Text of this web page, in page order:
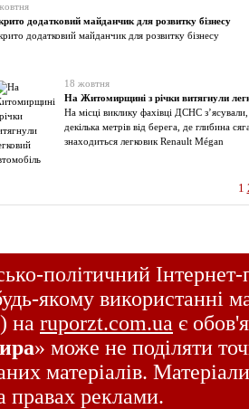
додатковий майданчик для розвитку бізнесу
додатковий майданчик для розвитку бізнесу
18 жовтня
На Житомирщині з річки витягнули
На місці виклику фахівці ДСНС
декілька метрів від берега, де глибина
знаходиться легковик Renault Mégan
1
політичний Інтернет-
якому використанні
на ruporzt.com.ua є
» може не поділяти
матеріалів.
правах реклами.